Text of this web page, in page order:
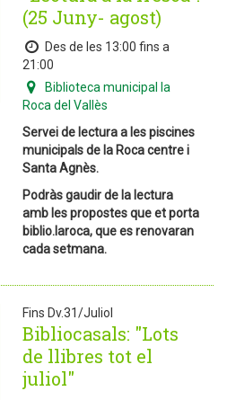
(25 Juny- agost)
Des de les 13:00 fins a
21:00
Biblioteca municipal la
Roca del Vallès
Servei de lectura a les piscines
municipals de la Roca centre i
Santa Agnès.
Podràs gaudir de la lectura
amb les propostes que et porta
biblio.laroca, que es renovaran
cada setmana.
Fins Dv.31/Juliol
Bibliocasals: "Lots
de llibres tot el
juliol"